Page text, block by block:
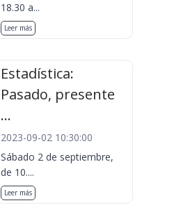
18.30 a...
Leer más
Estadística:
Pasado, presente
...
2023-09-02 10:30:00
Sábado 2 de septiembre,
de 10....
Leer más